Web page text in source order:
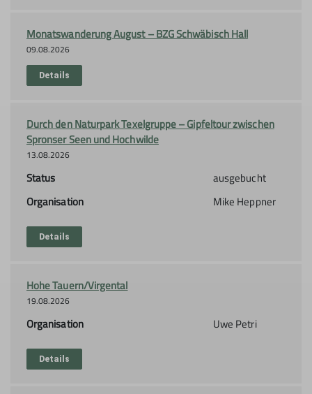
Monatswanderung August – BZG Schwäbisch Hall
09.08.2026
Details
Durch den Naturpark Texelgruppe – Gipfeltour zwischen
Spronser Seen und Hochwilde
13.08.2026
Status
ausgebucht
Organisation
Mike Heppner
Details
Hohe Tauern/Virgental
19.08.2026
Organisation Uwe Petri
Details